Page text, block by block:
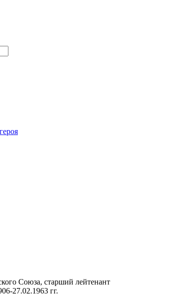
Союза, старший лейтенант
27.02.1963 гг.